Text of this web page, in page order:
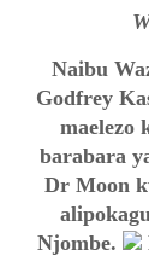
Naibu
Godfrey
maelezo
barabara
Dr Moon
Njombe.